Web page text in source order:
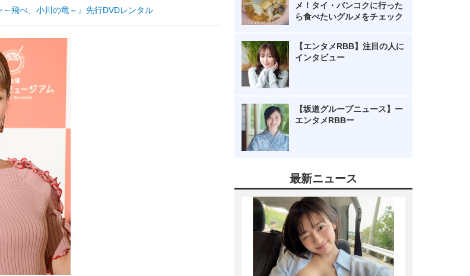
飛べ、小川の竜～』先行DVDレンタル
メ！タイ・バンコクに行った
ら食べたいグルメをチェック
【エンタメRBB】注目の人に
インタビュー
【坂道グループニュース】ー
エンタメRBBー
最新ニュース